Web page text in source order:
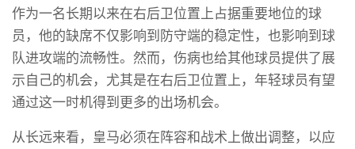
作为一名长期以来在右后卫位置上占据重要地位的球
员，他的缺席不仅影响到防守端的稳定性，也影响到球
队进攻端的流畅性。然而，伤病也给其他球员提供了展
示自己的机会，尤其是在右后卫位置上，年轻球员有望
通过这一时机得到更多的出场机会。
从长远来看，皇马必须在阵容和战术上做出调整，以应